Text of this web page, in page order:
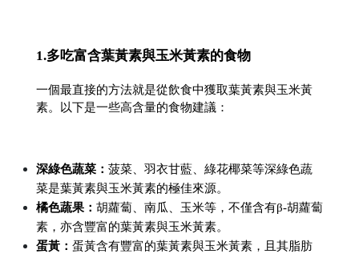
1.多吃富含葉黃素與玉米黃素的食物
一個最直接的方法就是從飲食中獲取葉黃素與玉米黃
素。以下是一些高含量的食物建議：
深綠色蔬菜： 菠菜、羽衣甘藍、綠花椰菜等深綠色蔬
菜是葉黃素與玉米黃素的極佳來源。
橘色蔬果： 胡蘿蔔、南瓜、玉米等，不僅含有β-胡蘿蔔
素，亦含豐富的葉黃素與玉米黃素。
蛋黃： 蛋黃含有豐富的葉黃素與玉米黃素，且其脂肪